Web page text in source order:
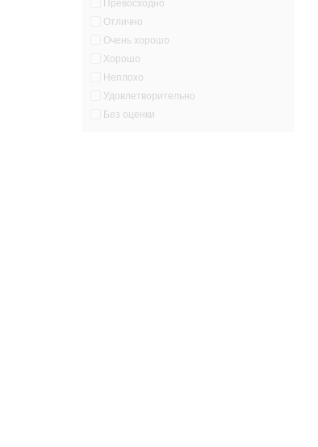
Превосходно
Отлично
Очень хорошо
Хорошо
Неплохо
Удовлетворительно
Без оценки